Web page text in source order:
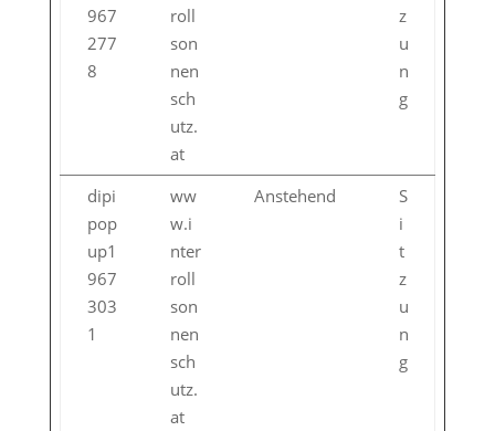
967
277
8
roll
son
nen
sch
utz.
at
z
u
n
g
dipi
pop
up1
967
303
1
ww
w.i
nter
roll
son
nen
sch
utz.
at
Anstehend
S
i
t
z
u
n
g